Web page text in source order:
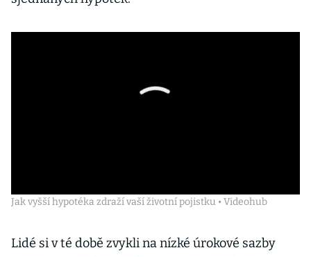
Jak vyšší hypotéka zdraží vaší životní pojistku • Videohub
Lidé si v té době zvykli na nízké úrokové sazby